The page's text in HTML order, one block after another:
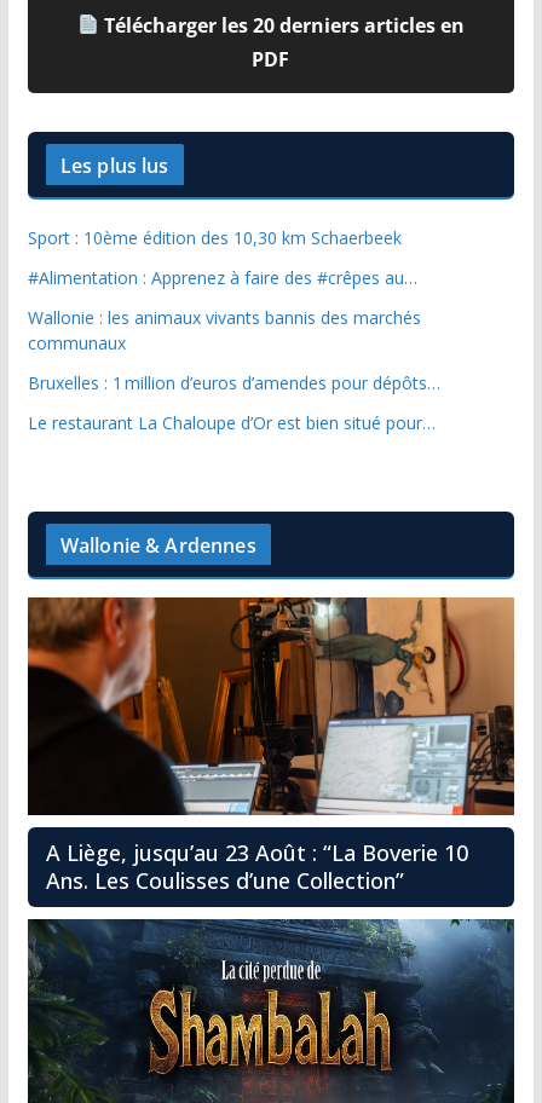
Télécharger les 20 derniers articles en
PDF
Les plus lus
Sport : 10ème édition des 10,30 km Schaerbeek
#Alimentation : Apprenez à faire des #crêpes au…
Wallonie : les animaux vivants bannis des marchés
communaux
Bruxelles : 1 million d’euros d’amendes pour dépôts…
Le restaurant La Chaloupe d’Or est bien situé pour…
Wallonie & Ardennes
A Liège, jusqu’au 23 Août : “La Boverie 10
Ans. Les Coulisses d’une Collection”